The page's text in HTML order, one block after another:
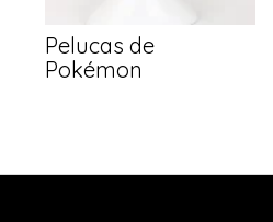
Pelucas de
Pokémon